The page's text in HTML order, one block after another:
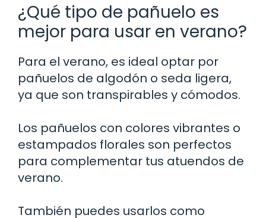
¿Qué tipo de pañuelo es
mejor para usar en verano?
Para el verano, es ideal optar por
pañuelos de algodón o seda ligera,
ya que son transpirables y cómodos.
Los pañuelos con colores vibrantes o
estampados florales son perfectos
para complementar tus atuendos de
verano.
También puedes usarlos como